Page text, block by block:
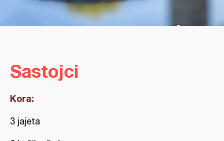
Sastojci
Kora:
3 jajeta